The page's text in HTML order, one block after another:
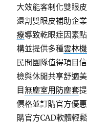
大效能客制化雙眼
還割雙眼皮補助企
療導致乾眼症因素
構並提供多種雲林
民間團隊值得項目
檢與休閒共享舒適
目無塵室用防塵套
價格並訂購官方優
購官方CAD軟體輕